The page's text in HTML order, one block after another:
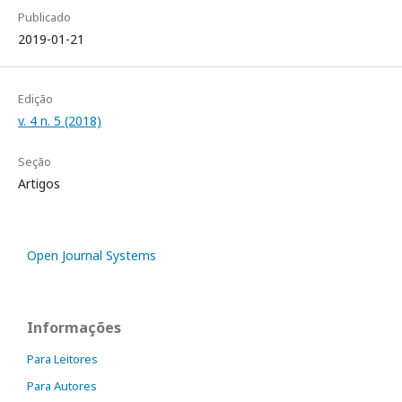
Publicado
2019-01-21
Edição
v. 4 n. 5 (2018)
Seção
Artigos
Open Journal Systems
Informações
Para Leitores
Para Autores